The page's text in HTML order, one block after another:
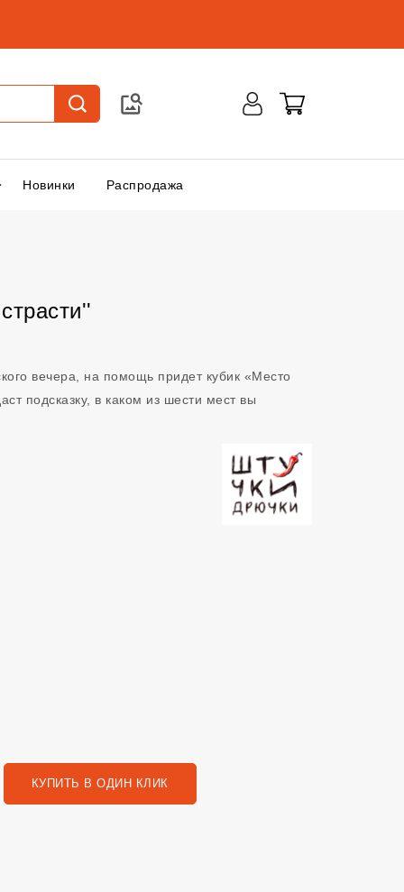
Новинки Распродажа
вечера, на помощь придет кубик «Место
подсказку, в каком из шести мест вы
КУПИТЬ В ОДИН КЛИК